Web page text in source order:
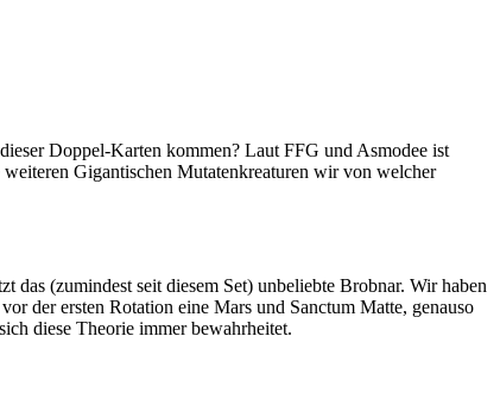
Doppel-Karten kommen? Laut FFG und Asmodee ist
Gigantischen Mutatenkreaturen wir von welcher
das (zumindest seit diesem Set) unbeliebte Brobnar. Wir haben
der ersten Rotation eine Mars und Sanctum Matte, genauso
diese Theorie immer bewahrheitet.